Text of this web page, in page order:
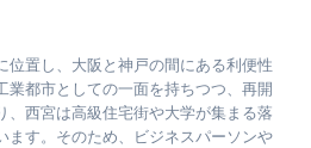
位置し、大阪と神戸の間にある利便性
業都市としての一面を持ちつつ、再開
、西宮は高級住宅街や大学が集まる落
ます。そのため、ビジネスパーソンや